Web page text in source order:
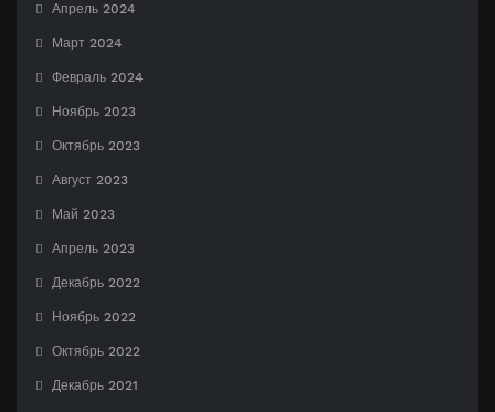
Апрель 2024
Март 2024
Февраль 2024
Ноябрь 2023
Октябрь 2023
Август 2023
Май 2023
Апрель 2023
Декабрь 2022
Ноябрь 2022
Октябрь 2022
Декабрь 2021